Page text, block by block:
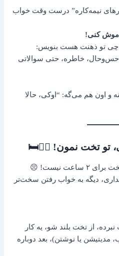
نیمه‌کاره” درست وقت خواب
کنی!
چی تو ذهنت هست بنویس:
حس‌وحال، خاطره، حتی سوالاتی
و اون هم می‌گه: “اوکی، حالا
تو تخت نمون! 🚶‍♀️🛏️
نیست! 😣
دیگه به خواب رفتن سخت‌تر
از تخت بلند شو، یه کار
مدیتیشن یا نوشتن)، بعد دوباره